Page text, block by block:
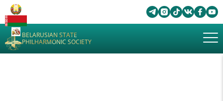
BELARUSIAN STATE
PHILHARMONIC SOCIETY